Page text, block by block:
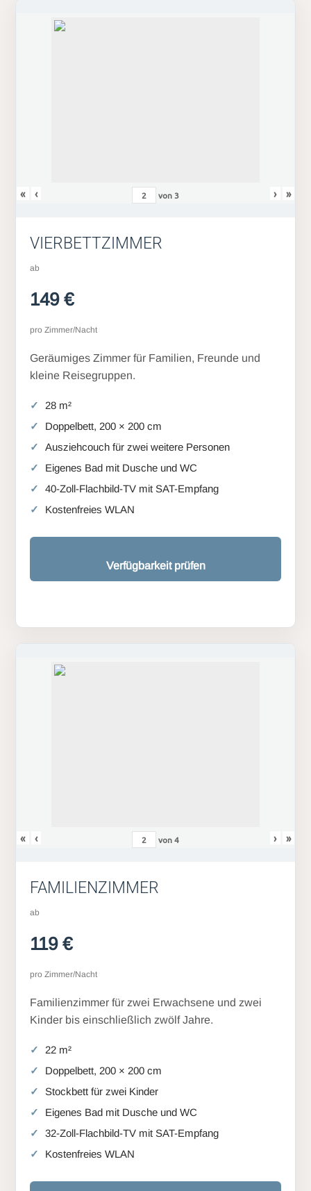
« ‹ von3 › »
VIERBETTZIMMER
ab
149 €
pro Zimmer/Nacht
Geräumiges Zimmer für Familien, Freunde und
kleine Reisegruppen.
28 m²
Doppelbett, 200 × 200 cm
Ausziehcouch für zwei weitere Personen
Eigenes Bad mit Dusche und WC
40-Zoll-Flachbild-TV mit SAT-Empfang
Kostenfreies WLAN
Verfügbarkeit prüfen
« ‹ von4 › »
FAMILIENZIMMER
ab
119 €
pro Zimmer/Nacht
Familienzimmer für zwei Erwachsene und zwei
Kinder bis einschließlich zwölf Jahre.
22 m²
Doppelbett, 200 × 200 cm
Stockbett für zwei Kinder
Eigenes Bad mit Dusche und WC
32-Zoll-Flachbild-TV mit SAT-Empfang
Kostenfreies WLAN